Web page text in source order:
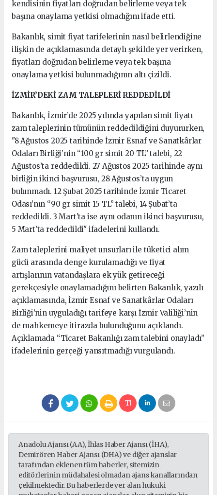
kendisinin fiyatları doğrudan belirleme veya tek
başına onaylama yetkisi olmadığını ifade etti.
Bakanlık, simit fiyat tarifelerinin nasıl belirlendiğine
ilişkin de açıklamasında detaylı şekilde yer verirken,
fiyatları doğrudan belirleme veya tek başına
onaylama yetkisi bulunmadığının altı çizildi.
İZMİR’DEKİ ZAM TALEPLERİ REDDEDİLDİ
Bakanlık, İzmir’de 2025 yılında yapılan simit fiyatı
zam taleplerinin tümünün reddedildiğini duyururken,
"8 Ağustos 2025 tarihinde İzmir Esnaf ve Sanatkârlar
Odaları Birliği’nin “100 gr simit 20 TL” talebi, 22
Ağustos’ta reddedildi. 27 Ağustos 2025 tarihinde aynı
birliğin ikinci başvurusu, 28 Ağustos’ta uygun
bulunmadı. 12 Şubat 2025 tarihinde İzmir Ticaret
Odası’nın “90 gr simit 15 TL” talebi, 14 Şubat’ta
reddedildi. 3 Mart'ta ise aynı odanın ikinci başvurusu,
5 Mart’ta reddedildi" ifadelerini kullandı.
Zam taleplerini maliyet unsurları ile tüketici alım
gücü arasında denge kurulamadığı ve fiyat
artışlarının vatandaşlara ek yük getireceği
gerekçesiyle onaylamadığını belirten Bakanlık, yazılı
açıklamasında, İzmir Esnaf ve Sanatkârlar Odaları
Birliği’nin uyguladığı tarifeye karşı İzmir Valiliği’nin
de mahkemeye itirazda bulunduğunu açıklandı.
Açıklamada “Ticaret Bakanlığı zam talebini onayladı”
ifadelerinin gerçeği yansıtmadığı vurgulandı.
Anadolu Ajansı (AA), İhlas Haber Ajansı (İHA),
Demirören Haber Ajansı (DHA) ve diğer ajanslar
tarafından eklenen tüm haberler, sitemizin
editörlerinin müdahalesi olmadan ajans kanallarından
çekilmektedir. Bu haberlerde yer alan hukuki